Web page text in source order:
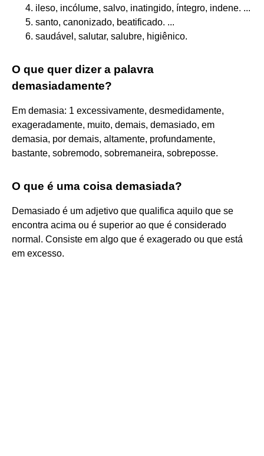
ileso, incólume, salvo, inatingido, íntegro, indene. ...
santo, canonizado, beatificado. ...
saudável, salutar, salubre, higiênico.
O que quer dizer a palavra
demasiadamente?
Em demasia: 1 excessivamente, desmedidamente,
exageradamente, muito, demais, demasiado, em
demasia, por demais, altamente, profundamente,
bastante, sobremodo, sobremaneira, sobreposse.
O que é uma coisa demasiada?
Demasiado é um adjetivo que qualifica aquilo que se
encontra acima ou é superior ao que é considerado
normal. Consiste em algo que é exagerado ou que está
em excesso.